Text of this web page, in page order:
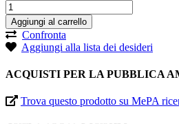
Aggiungi al carrello
Confronta
Aggiungi alla lista dei desideri
ACQUISTI PER LA PUBBLICA
Trova questo prodotto su MePA